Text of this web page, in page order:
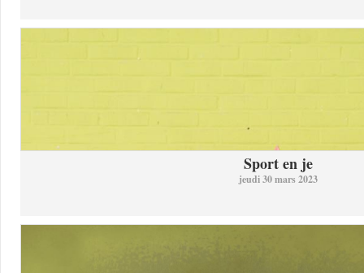
Sport en je
jeudi 30 mars 2023